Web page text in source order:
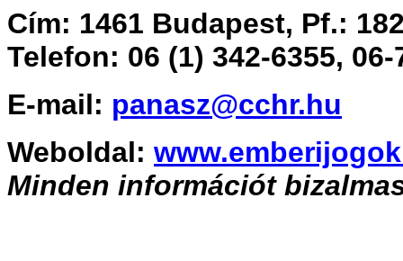
Cím: 1461 Budapest, Pf.:
Telefon: 06 (1) 342-6355, 06-
E-mail: panasz@cchr.hu
Weboldal:
Minden információt